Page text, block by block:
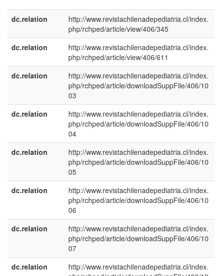
dc.relation
http://www.revistachilenadepediatria.cl/index.
php/rchped/article/view/406/345
dc.relation
http://www.revistachilenadepediatria.cl/index.
php/rchped/article/view/406/611
dc.relation
http://www.revistachilenadepediatria.cl/index.
php/rchped/article/downloadSuppFile/406/10
03
dc.relation
http://www.revistachilenadepediatria.cl/index.
php/rchped/article/downloadSuppFile/406/10
04
dc.relation
http://www.revistachilenadepediatria.cl/index.
php/rchped/article/downloadSuppFile/406/10
05
dc.relation
http://www.revistachilenadepediatria.cl/index.
php/rchped/article/downloadSuppFile/406/10
06
dc.relation
http://www.revistachilenadepediatria.cl/index.
php/rchped/article/downloadSuppFile/406/10
07
dc.relation
http://www.revistachilenadepediatria.cl/index.